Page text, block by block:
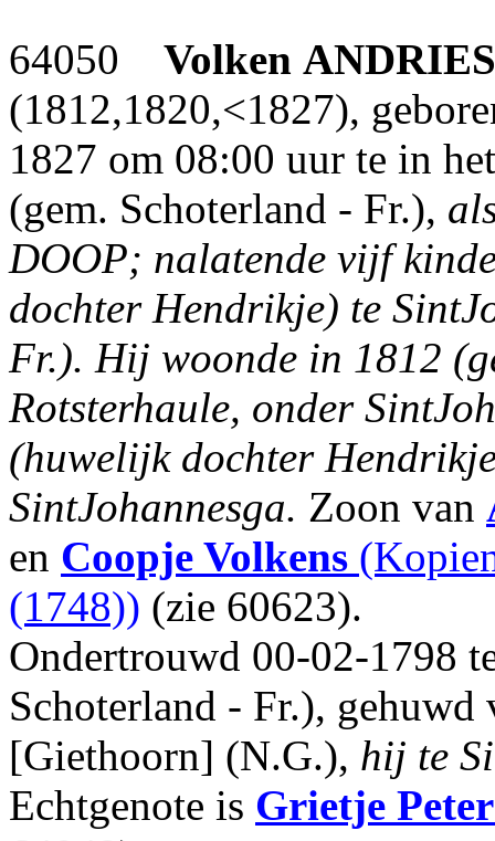
64050 Volken ANDRIES
(1812,1820,<1827),
1827 om 08:00 uur te in
(gem. Schoterland - Fr.),
DOOP; nalatende vijf
dochter Hendrikje) te
Fr.). Hij woonde in 1812
Rotsterhaule, onder
(huwelijk dochter
SintJohannesga. Zoon van
en Coopje Volkens
(1748)) (zie 60623).
Ondertrouwd 00-02-1798
Schoterland - Fr.),
[Giethoorn] (N.G.), hij te
Echtgenote is Grietje